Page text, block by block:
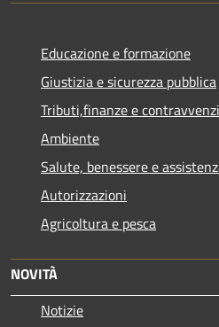
Educazione e formazione
Giustizia e sicurezza pubblica
Tributi,finanze e
Ambiente
Salute, benessere e
Autorizzazioni
Agricoltura e pesca
NOVITÀ
Notizie